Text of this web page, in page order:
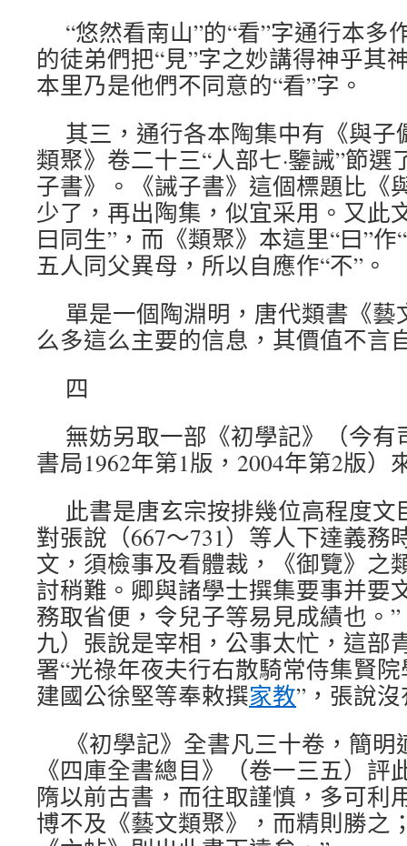
“悠然看南山”的“看”字通行本多
的徒弟們把“見”字之妙講得神乎其
本里乃是他們不同意的“看”字。
其三，通行各本陶集中有《與
類聚》卷二十三“人部七·鑒誡”節
子書》。《誡子書》這個標題比《
少了，再出陶集，似宜采用。又此
曰同生”，而《類聚》本這里“曰”作
五人同父異母，所以自應作“不”。
單是一個陶淵明，唐代類書《
么多這么主要的信息，其價值不言
四
無妨另取一部《初學記》（今
書局1962年第1版，2004年第2版）
此書是唐玄宗按排幾位高程度
對張說（667～731）等人下達義務
文，須檢事及看體裁，《御覽》之
討稍難。卿與諸學士撰集要事并要
務取省便，令兒子等易見成績也。
九）張說是宰相，公事太忙，這部
署“光祿年夜夫行右散騎常侍集賢
建國公徐堅等奉敕撰家教”，張說
《初學記》全書凡三十卷，簡
《四庫全書總目》（卷一三五）評
隋以前古書，而往取謹慎，多可利
博不及《藝文類聚》，而精則勝之